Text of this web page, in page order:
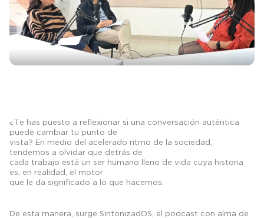
¿Te has puesto a reflexionar si una conversación auténtica
puede cambiar tu punto de
vista? En medio del acelerado ritmo de la sociedad,
tendemos a olvidar que detrás de
cada trabajo está un ser humano lleno de vida cuya historia
es, en realidad, el motor
que le da significado a lo que hacemos.
De esta manera, surge SintonizadOS, el podcast con alma de